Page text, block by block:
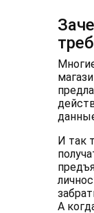
И так
А